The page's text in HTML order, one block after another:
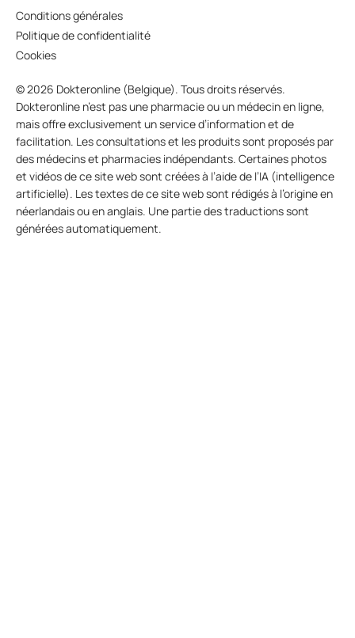
Conditions générales
Politique de confidentialité
Cookies
© 2026 Dokteronline (Belgique). Tous droits réservés.
Dokteronline n’est pas une pharmacie ou un médecin en ligne,
mais offre exclusivement un service d’information et de
facilitation. Les consultations et les produits sont proposés par
des médecins et pharmacies indépendants. Certaines photos
et vidéos de ce site web sont créées à l’aide de l’IA (intelligence
artificielle). Les textes de ce site web sont rédigés à l’origine en
néerlandais ou en anglais. Une partie des traductions sont
générées automatiquement.